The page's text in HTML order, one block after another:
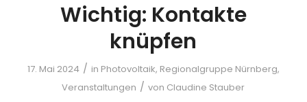
Wichtig: Kontakte
knüpfen
17. Mai 2024 / in Photovoltaik, Regionalgruppe Nürnberg,
Veranstaltungen / von Claudine Stauber